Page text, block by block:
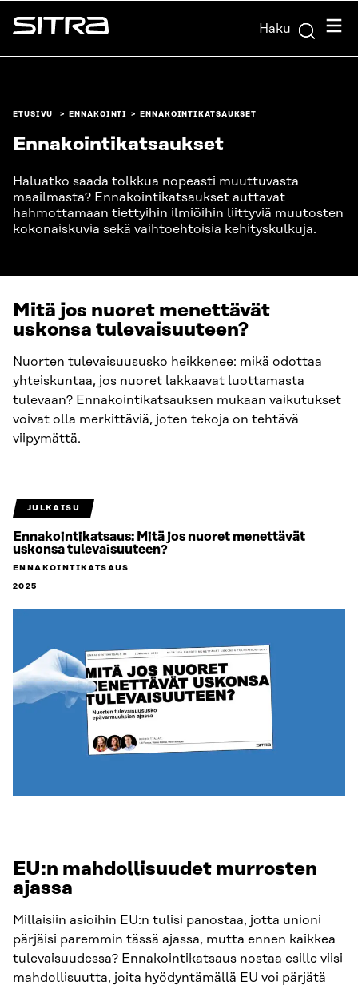
Siirry
suoraan
Sitra Haku
ETUSIVU ENNAKOINTI ENNAKOINTIKATSAUKSET
Ennakointikatsaukset
Haluatko saada tolkkua nopeasti muuttuvasta
maailmasta? Ennakointikatsaukset auttavat
hahmottamaan tiettyihin ilmiöihin liittyviä muutosten
kokonaiskuvia sekä vaihtoehtoisia kehityskulkuja.
Mitä jos nuoret menettävät
uskonsa tulevaisuuteen?
Nuorten tulevaisuususko heikkenee: mikä odottaa
yhteiskuntaa, jos nuoret lakkaavat luottamasta
tulevaan? Ennakointikatsauksen mukaan vaikutukset
voivat olla merkittäviä, joten tekoja on tehtävä
viipymättä.
JULKAISU
Ennakointikatsaus: Mitä jos nuoret menettävät
uskonsa tulevaisuuteen?
ENNAKOINTIKATSAUS
2025
EU:n mahdollisuudet murrosten
ajassa
Millaisiin asioihin EU:n tulisi panostaa, jotta unioni
pärjäisi paremmin tässä ajassa, mutta ennen kaikkea
tulevaisuudessa? Ennakointikatsaus nostaa esille viisi
mahdollisuutta, joita hyödyntämällä EU voi pärjätä